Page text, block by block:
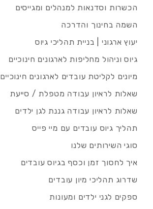
הכשרות וסדנאות למנהלים ומגייסים
השמה בחינוך והדרכה
יעוץ ארגוני | בניית תהליכי גיוס
גיוס וניהול מחליפות לארגונים חינוכיים
מיונים לקליטת עובדים לארגונים חינוכיים
שאלות לראיון עבודה מטפלת / סייעת
שאלות לראיון עבודה גננת לגן ילדים
תהליך גיוס עובדים עם מיי פייס
סוגי השירותים שלנו
איך לחסוך זמן וכסף בגיוס עובדים
שדרוג תהליכי מיון עובדים
ספקים לגני ילדים ומעונות